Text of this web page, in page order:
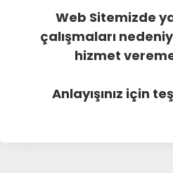
Web Sitemizde
çalışmaları
hizmet
Anlayışınız için